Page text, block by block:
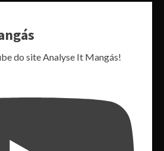
do site Analyse It Mangás!